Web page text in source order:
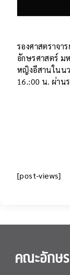
รองศาสตราจา
อักษรศาสตร์ ม
หญิงอีสานในน
16.:00 น. ผ่าน
[post-views]
คณะอักษ